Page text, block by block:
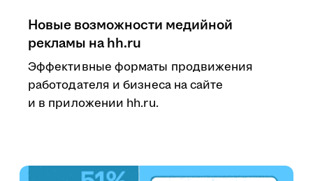
Новые возможности медийной
рекламы на hh.ru
Эффективные форматы продвижения
работодателя и бизнеса на сайте
и в приложении hh.ru.